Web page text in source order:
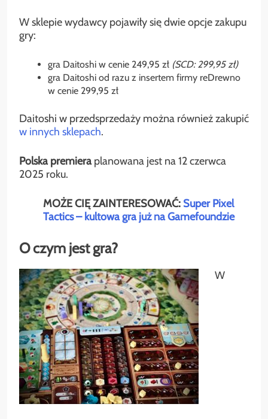
W sklepie wydawcy pojawiły się dwie opcje zakupu
gry:
gra Daitoshi w cenie 249,95 zł (SCD: 299,95 zł)
gra Daitoshi od razu z insertem firmy reDrewno
w cenie 299,95 zł
Daitoshi w przedsprzedaży można również zakupić
w innych sklepach.
Polska premieraplanowana jest na 12 czerwca
2025 roku.
MOŻE CIĘ ZAINTERESOWAĆ: Super Pixel
Tactics – kultowa gra już na Gamefoundzie
O czym jest gra?
W